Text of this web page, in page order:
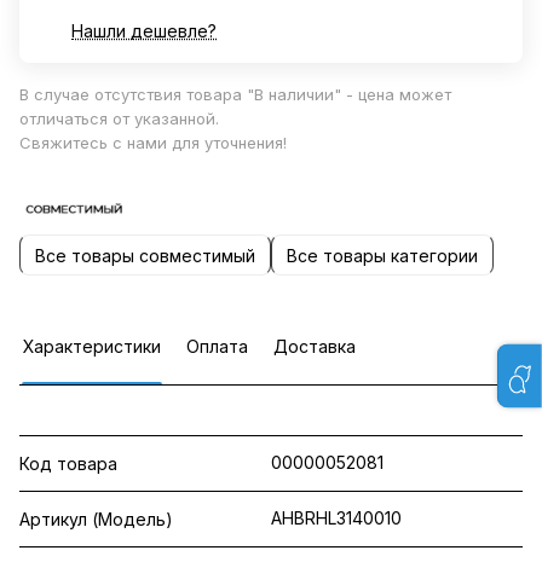
Нашли дешевле?
В случае отсутствия товара "В наличии" - цена может
отличаться от указанной.
Свяжитесь с нами для уточнения!
Все товары совместимый Все товары категории
Характеристики Оплата Доставка
Код товара 00000052081
Артикул (Модель) AHBRHL3140010